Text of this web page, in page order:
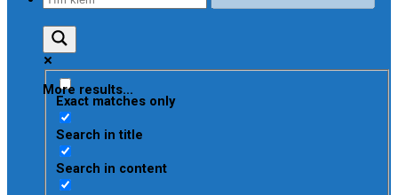
More results...
Exact matches only
Search in title
Search in content